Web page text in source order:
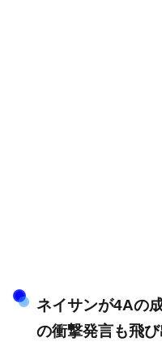
ネイサンが4Aの
の衝撃発言も飛び